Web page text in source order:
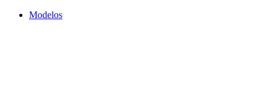
Modelos